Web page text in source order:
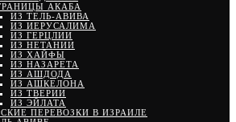
АКАБА
ИЗ ТЕЛЬ-АВИВА
ИЗ ИЕРУСАЛИМА
ИЗ ГЕРЦЛИИ
ИЗ НЕТАНИИ
ИЗ ХАЙФЫ
ИЗ НАЗАРЕТА
ИЗ АШДОДА
ИЗ АШКЕЛОНА
ИЗ ТВЕРИИ
ИЗ ЭЙЛАТА
ПЕРЕВОЗКИ В ИЗРАИЛЕ